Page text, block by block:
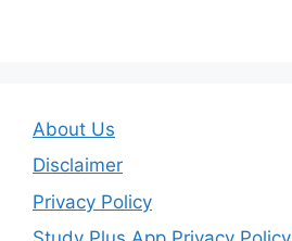
About Us
Disclaimer
Privacy Policy